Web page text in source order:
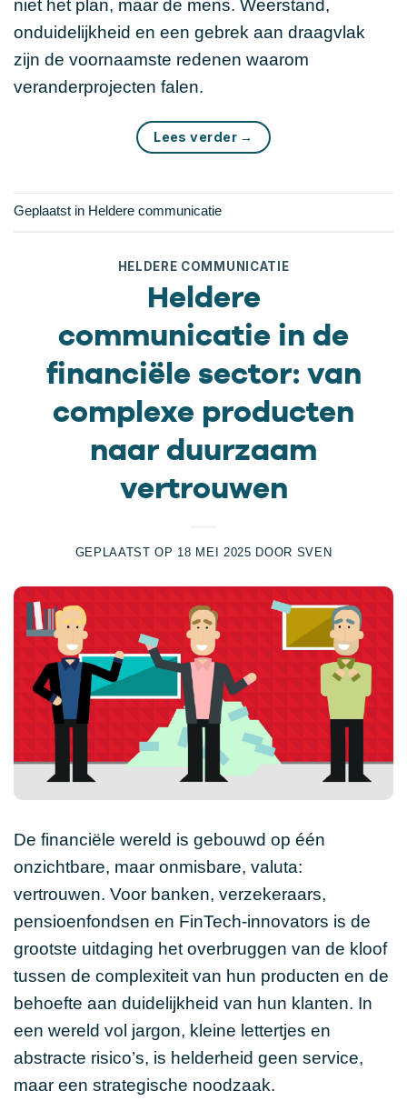
niet het plan, maar de mens. Weerstand,
onduidelijkheid en een gebrek aan draagvlak
zijn de voornaamste redenen waarom
veranderprojecten falen.
Lees verder →
Geplaatst in Heldere communicatie
HELDERE COMMUNICATIE
Heldere
communicatie in de
financiële sector: van
complexe producten
naar duurzaam
vertrouwen
GEPLAATST OP 18 MEI 2025 DOOR SVEN
De financiële wereld is gebouwd op één
onzichtbare, maar onmisbare, valuta:
vertrouwen. Voor banken, verzekeraars,
pensioenfondsen en FinTech-innovators is de
grootste uitdaging het overbruggen van de kloof
tussen de complexiteit van hun producten en de
behoefte aan duidelijkheid van hun klanten. In
een wereld vol jargon, kleine lettertjes en
abstracte risico’s, is helderheid geen service,
maar een strategische noodzaak.